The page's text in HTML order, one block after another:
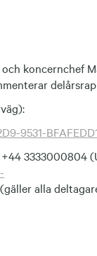
koncernchef
9531-
3333000804
alla